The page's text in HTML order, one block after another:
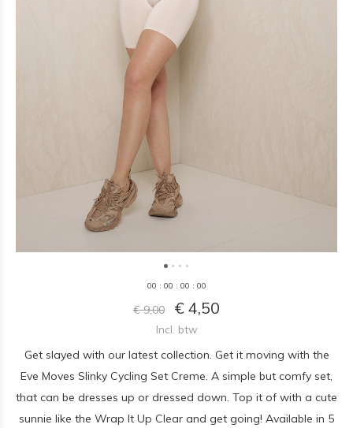
00 : 00 : 00 : 00
€ 9,00 € 4,50
Incl. btw
Get slayed with our latest collection. Get it moving with the
Eve Moves Slinky Cycling Set Creme. A simple but comfy set,
that can be dresses up or dressed down. Top it of with a cute
sunnie like the Wrap It Up Clear and get going! Available in 5